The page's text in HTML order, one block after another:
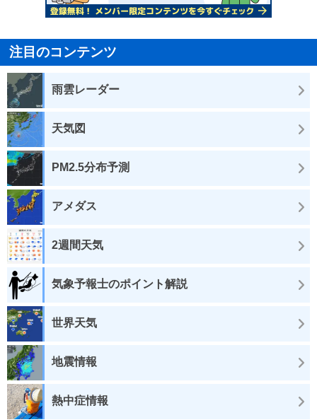
注目のコンテンツ
雨雲レーダー
天気図
PM2.5分布予測
アメダス
2週間天気
気象予報士のポイント解説
世界天気
地震情報
熱中症情報